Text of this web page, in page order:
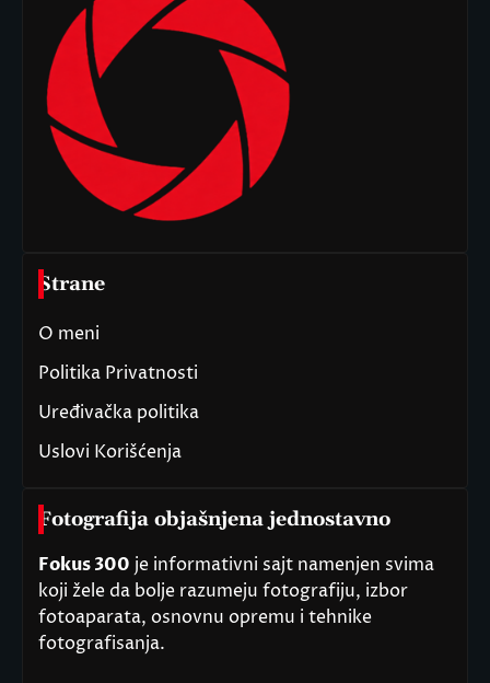
Strane
O meni
Politika Privatnosti
Uređivačka politika
Uslovi Korišćenja
Fotografija objašnjena jednostavno
Fokus 300 je informativni sajt namenjen svima
koji žele da bolje razumeju fotografiju, izbor
fotoaparata, osnovnu opremu i tehnike
fotografisanja.